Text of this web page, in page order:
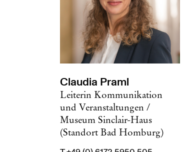
Claudia Praml
Leiterin Kommunikation
und Veranstaltungen /
Museum Sinclair-Haus
(Standort Bad Homburg)